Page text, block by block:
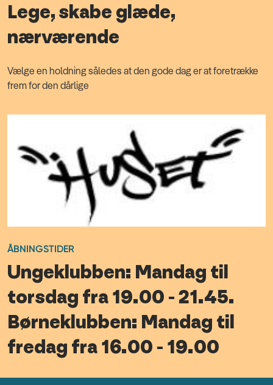
Lege, skabe glæde,
nærværende
Vælge en holdning således at den gode dag er at foretrække
frem for den dårlige
ÅBNINGSTIDER
Ungeklubben: Mandag til
torsdag fra 19.00 - 21.45.
Børneklubben: Mandag til
fredag fra 16.00 - 19.00